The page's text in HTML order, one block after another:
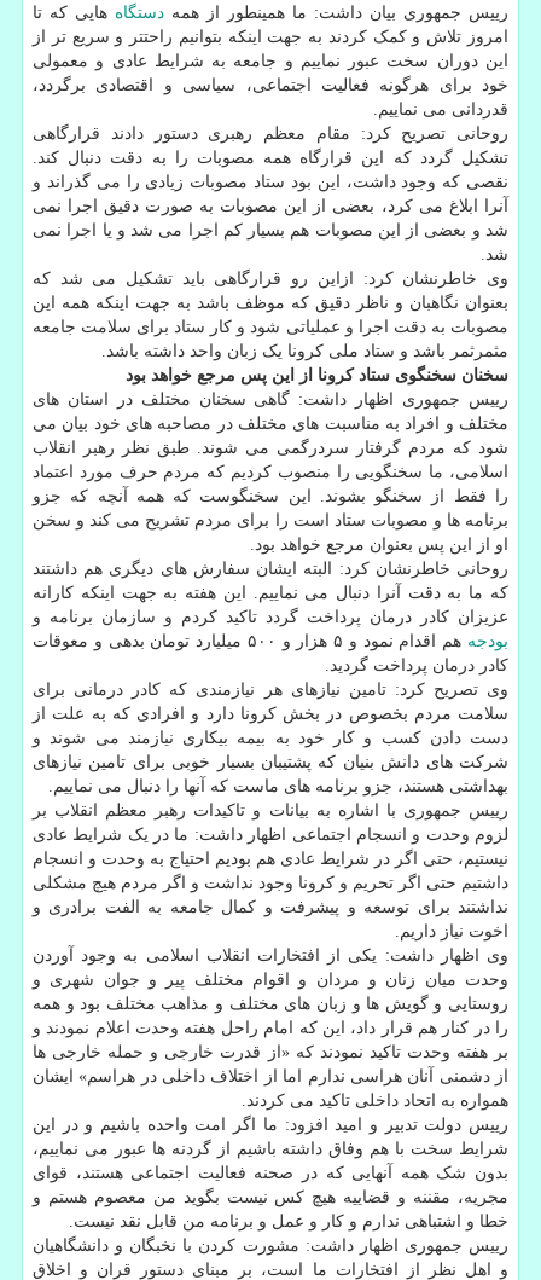
رییس جمهوری بیان داشت: ما همینطور از همه دستگاه هایی که تا
امروز تلاش و کمک کردند به جهت اینکه بتوانیم راحتتر و سریع تر از
این دوران سخت عبور نماییم و جامعه به شرایط عادی و معمولی
خود برای هرگونه فعالیت اجتماعی، سیاسی و اقتصادی برگردد،
قدردانی می نماییم.
روحانی تصریح کرد: مقام معظم رهبری دستور دادند قرارگاهی
تشکیل گردد که این قرارگاه همه مصوبات را به دقت دنبال کند.
نقصی که وجود داشت، این بود ستاد مصوبات زیادی را می گذراند و
آنرا ابلاغ می کرد، بعضی از این مصوبات به صورت دقیق اجرا نمی
شد و بعضی از این مصوبات هم بسیار کم اجرا می شد و یا اجرا نمی
شد.
وی خاطرنشان کرد: ازاین رو قرارگاهی باید تشکیل می شد که
بعنوان نگاهبان و ناظر دقیق که موظف باشد به جهت اینکه همه این
مصوبات به دقت اجرا و عملیاتی شود و کار ستاد برای سلامت جامعه
مثمرثمر باشد و ستاد ملی کرونا یک زبان واحد داشته باشد.
سخنان سخنگوی ستاد کرونا از این پس مرجع خواهد بود
رییس جمهوری اظهار داشت: گاهی سخنان مختلف در استان های
مختلف و افراد به مناسبت های مختلف در مصاحبه های خود بیان می
شود که مردم گرفتار سردرگمی می شوند. طبق نظر رهبر انقلاب
اسلامی، ما سخنگویی را منصوب کردیم که مردم حرف مورد اعتماد
را فقط از سخنگو بشوند. این سخنگوست که همه آنچه که جزو
برنامه ها و مصوبات ستاد است را برای مردم تشریح می کند و سخن
او از این پس بعنوان مرجع خواهد بود.
روحانی خاطرنشان کرد: البته ایشان سفارش های دیگری هم داشتند
که ما به دقت آنرا دنبال می نماییم. این هفته به جهت اینکه کارانه
عزیزان کادر درمان پرداخت گردد تاکید کردم و سازمان برنامه و
بودجه
هم اقدام نمود و ۵ هزار و ۵۰۰ میلیارد تومان بدهی و معوقات
کادر درمان پرداخت گردید.
وی تصریح کرد: تامین نیازهای هر نیازمندی که کادر درمانی برای
سلامت مردم بخصوص در بخش کرونا دارد و افرادی که به علت از
دست دادن کسب و کار خود به بیمه بیکاری نیازمند می شوند و
شرکت های دانش بنیان که پشتیبان بسیار خوبی برای تامین نیازهای
بهداشتی هستند، جزو برنامه های ماست که آنها را دنبال می نماییم.
رییس جمهوری با اشاره به بیانات و تاکیدات رهبر معظم انقلاب بر
لزوم وحدت و انسجام اجتماعی اظهار داشت: ما در یک شرایط عادی
نیستیم، حتی اگر در شرایط عادی هم بودیم احتیاج به وحدت و انسجام
داشتیم حتی اگر تحریم و کرونا وجود نداشت و اگر مردم هیچ مشکلی
نداشتند برای توسعه و پیشرفت و کمال جامعه به الفت برادری و
اخوت نیاز داریم.
وی اظهار داشت: یکی از افتخارات انقلاب اسلامی به وجود آوردن
وحدت میان زنان و مردان و اقوام مختلف پیر و جوان شهری و
روستایی و گویش ها و زبان های مختلف و مذاهب مختلف بود و همه
را در کنار هم قرار داد، این که امام راحل هفته وحدت اعلام نمودند و
بر هفته وحدت تاکید نمودند که «از قدرت خارجی و حمله خارجی ها
از دشمنی آنان هراسی ندارم اما از اختلاف داخلی در هراسم» ایشان
همواره به اتحاد داخلی تاکید می کردند.
رییس دولت تدبیر و امید افزود: ما اگر امت واحده باشیم و در این
شرایط سخت با هم وفاق داشته باشیم از گردنه ها عبور می نماییم،
بدون شک همه آنهایی که در صحنه فعالیت اجتماعی هستند، قوای
مجریه، مقننه و قضاییه هیچ کس نیست بگوید من معصوم هستم و
خطا و اشتباهی ندارم و کار و عمل و برنامه من قابل نقد نیست.
رییس جمهوری اظهار داشت: مشورت کردن با نخبگان و دانشگاهیان
و اهل نظر از افتخارات ما است، بر مبنای دستور قران و اخلاق